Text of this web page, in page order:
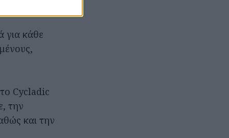
για κάθε
Cycladic
την
και την